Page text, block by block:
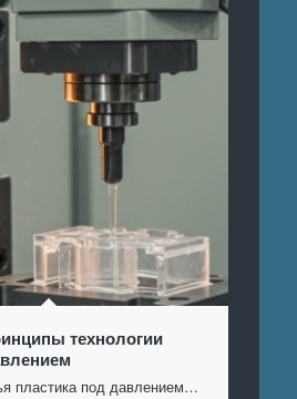
технологии
пластика под давлением…